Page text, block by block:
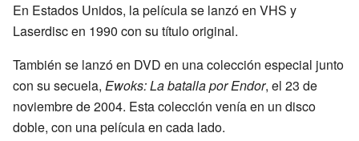
En Estados Unidos, la película se lanzó en VHS y
Laserdisc en 1990 con su título original.
También se lanzó en DVD en una colección especial junto
con su secuela, Ewoks: La batalla por Endor, el 23 de
noviembre de 2004. Esta colección venía en un disco
doble, con una película en cada lado.